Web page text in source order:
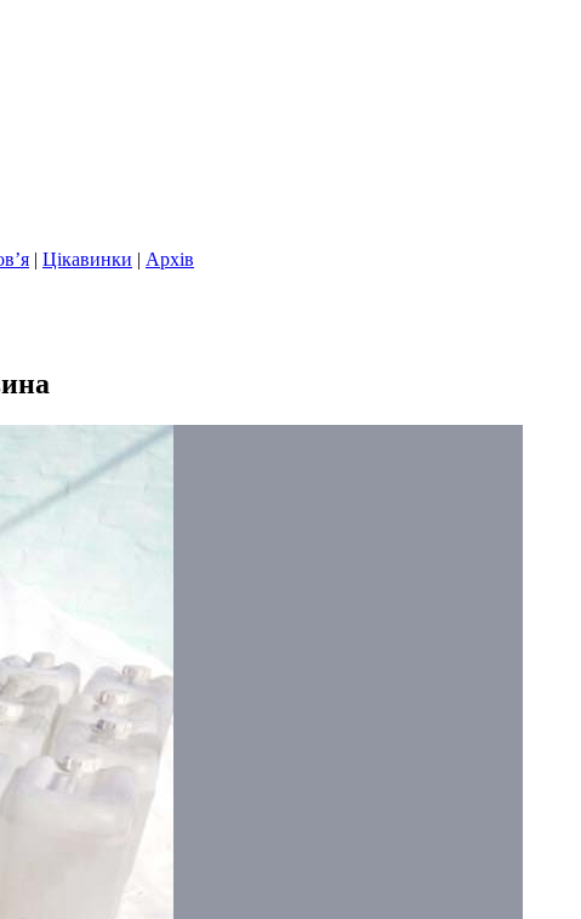
| Цікавинки | Архів